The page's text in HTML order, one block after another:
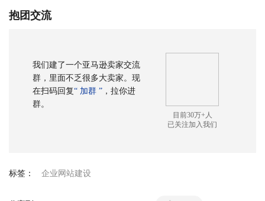
抱团交流
我们建了一个亚马逊卖家交流
群，里面不乏很多大卖家。现
在扫码回复“ 加群 ” ，拉你进
群。
目前30万+人
已关注加入我们
标签： 企业网站建设